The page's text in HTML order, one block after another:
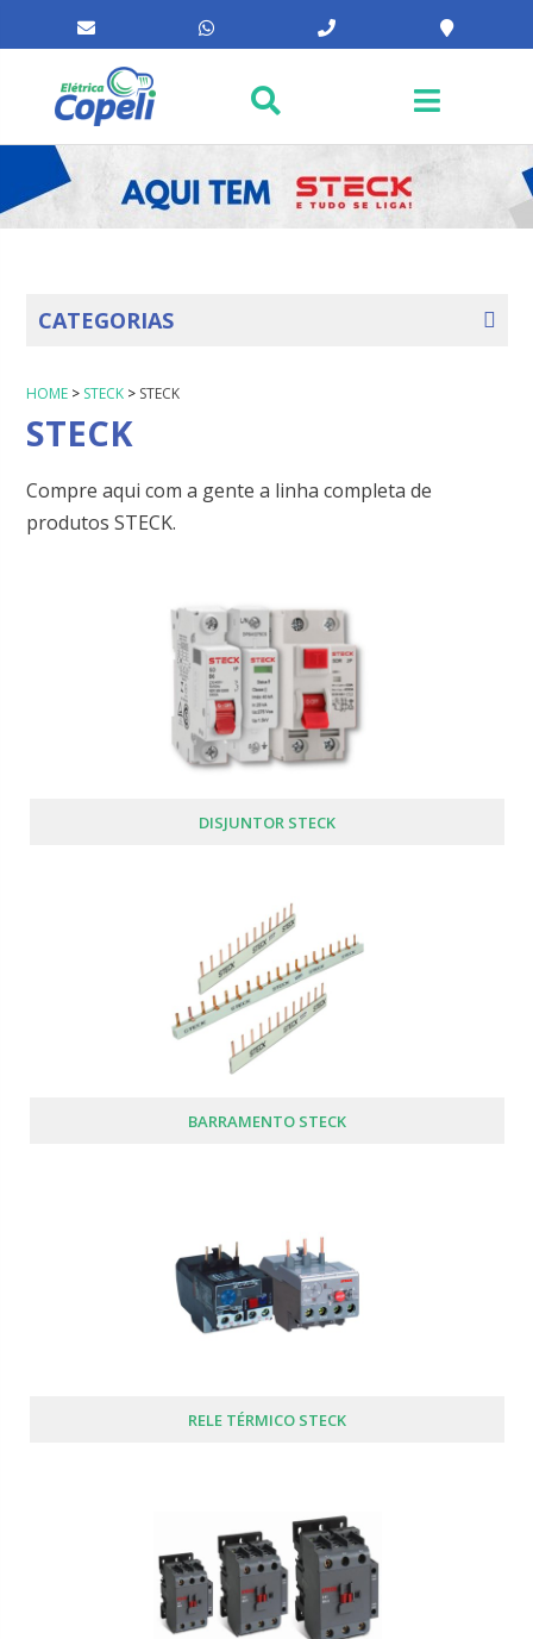
CATEGORIAS
HOME> STECK> STECK
STECK
Compre aqui com a gente a linha completa de
produtos STECK.
DISJUNTOR STECK
BARRAMENTO STECK
RELE TÉRMICO STECK